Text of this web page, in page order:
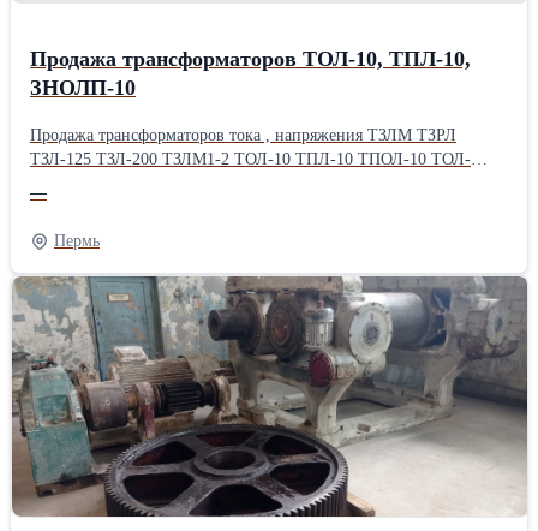
Продажа трансформаторов ТОЛ-10, ТПЛ-10,
ЗНОЛП-10
Продажа трансформаторов тока , напряжения ТЗЛМ ТЗРЛ
ТЗЛ-125 ТЗЛ-200 ТЗЛМ1-2 ТОЛ-10 ТПЛ-10 ТПОЛ-10 ТОЛ-
ЗНОМ-35 НАМИ-35 НАМИ-10-95 ОЛС1.25 ОЛС 0,63 ТЛК-10
ТЛО-10 ТЛМ-10 ТПОЛ-10 ТОЛ-СЭЩ-10 ТЛП-10
—
Пермь